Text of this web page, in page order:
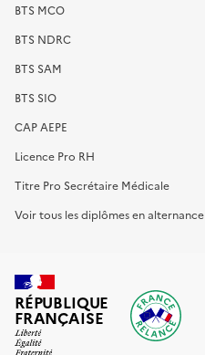
BTS MCO
BTS NDRC
BTS SAM
BTS SIO
CAP AEPE
Licence Pro RH
Titre Pro Secrétaire Médicale
Voir tous les diplômes en alternance
RÉPUBLIQUE
FRANÇAISE